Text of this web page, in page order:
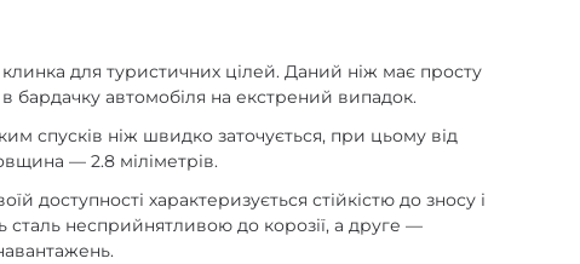
для туристичних цілей. Даний ніж має просту
бардачку автомобіля на екстрений випадок.
спусків ніж швидко заточується, при цьому від
— 2.8 міліметрів.
доступності характеризується стійкістю до зносу і
сталь несприйнятливою до корозії, а друге —